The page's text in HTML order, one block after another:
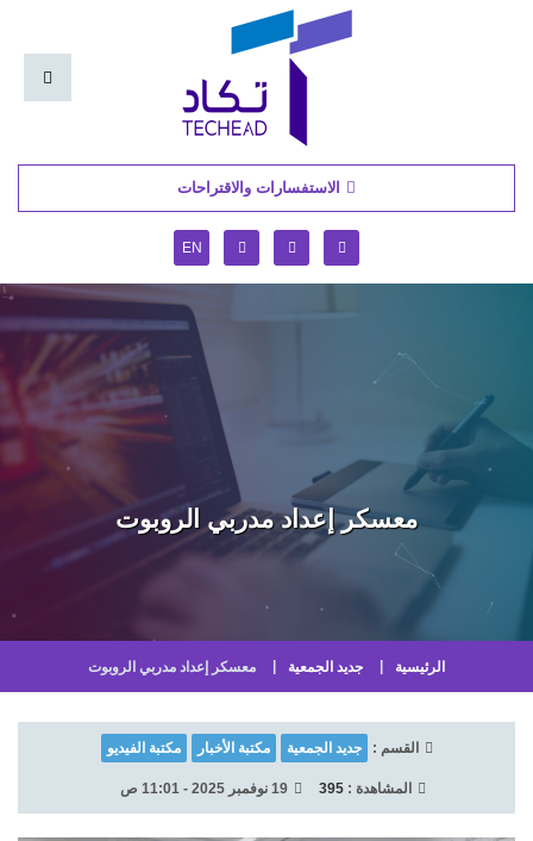
الاستفسارات والاقتراحات
EN
معسكر إعداد مدربي الروبوت
الرئيسية جديد الجمعية معسكر إعداد مدربي الروبوت
القسم : جديد الجمعية مكتبة الأخبار مكتبة الفيديو
المشاهدة :395 19 نوفمبر 2025 - 11:01 ص